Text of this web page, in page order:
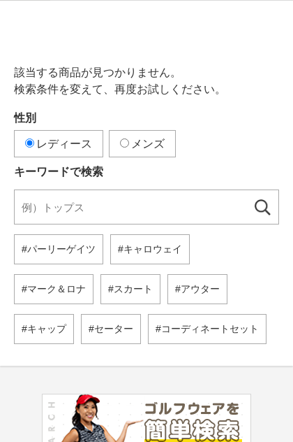
該当する商品が見つかりません。
検索条件を変えて、再度お試しください。
性別
レディース メンズ
キーワードで検索
パーリーゲイツ キャロウェイ
マーク＆ロナ スカート アウター
キャップ セーター コーディネートセット